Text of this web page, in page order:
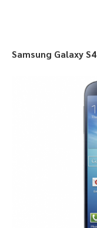
Samsung Galaxy S4